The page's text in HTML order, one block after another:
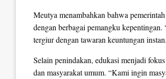
Meutya menambahkan bahwa
dengan berbagai pemangku
tergiur dengan tawaran keuntungan
Selain penindakan, edukasi menjadi
dan masyarakat umum. “Kami ingin